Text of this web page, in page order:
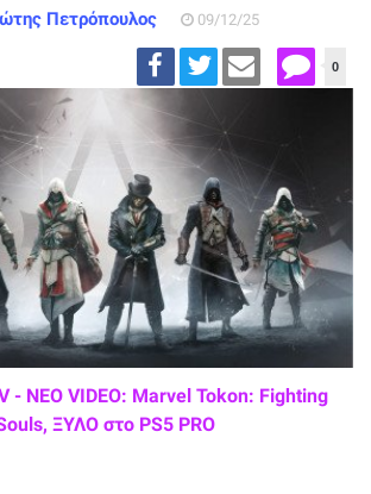
Πετρόπουλος 09/12/25
0
- ΝΕΟ VIDEO: Marvel Tokon: Fighting
ΞΥΛΟ στο PS5 PRO